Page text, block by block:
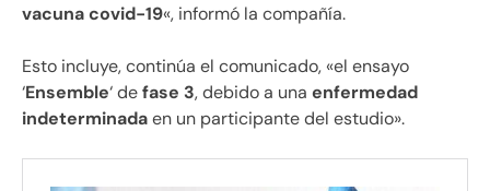
vacuna covid-19«, informó la compañía.
Esto incluye, continúa el comunicado, «el ensayo
‘Ensemble‘ defase 3, debido a una enfermedad
indeterminadaen un participante del estudio».